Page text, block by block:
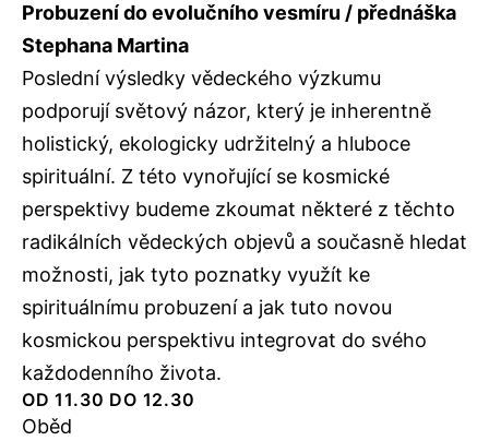
Probuzení do evolučního vesmíru / přednáška
Stephana Martina
Poslední výsledky vědeckého výzkumu
podporují světový názor, který je inherentně
holistický, ekologicky udržitelný a hluboce
spirituální. Z této vynořující se kosmické
perspektivy budeme zkoumat některé z těchto
radikálních vědeckých objevů a současně hledat
možnosti, jak tyto poznatky využít ke
spirituálnímu probuzení a jak tuto novou
kosmickou perspektivu integrovat do svého
každodenního života.
OD 11.30 DO 12.30
Oběd